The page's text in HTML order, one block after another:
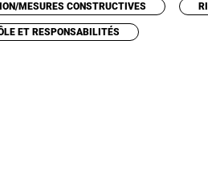
MESURES CONSTRUCTIVES
ET RESPONSABILITÉS